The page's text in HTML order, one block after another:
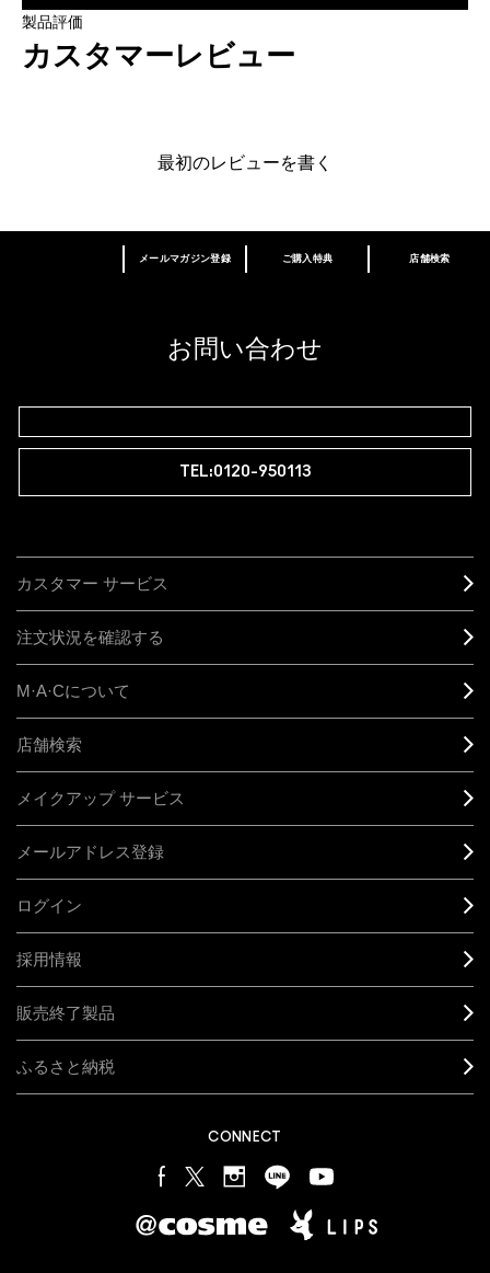
製品評価
カスタマーレビュー
最初のレビューを書く
あなたはM･A･Cラバー ロイヤリティ プログ
登録後の初回購入時に10%OFF
メールマガジン登録 ご購入特典 店舗検索
お問い合わせ
TEL:0120-950113
カスタマー サービス
注文状況を確認する
M·A·Cについて
店舗検索
メイクアップ サービス
メールアドレス登録
ログイン
採用情報
販売終了製品
ふるさと納税
CONNECT